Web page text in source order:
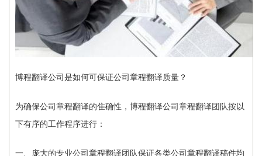
博程翻译公司是如何可保证公司章程翻译质量？
为确保公司章程翻译的隹确性，博程翻译公司章程翻译团队按以
下有序的工作程序进行：
一、庞大的专业公司章程翻译团队保证各类公司章程翻译稿件均